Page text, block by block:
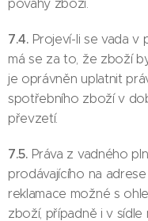
povahy zboží.
7.4. Projeví-li se vada v
má se za to, že zboží
je oprávněn uplatnit
spotřebního zboží v
převzetí.
7.5. Práva z vadného
prodávajícího na
reklamace možné s
zboží, případně i v sídle